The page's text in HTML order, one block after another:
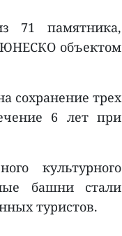
71 памятника,
объектом
сохранение трех
6 лет при
культурного
башни стали
туристов.